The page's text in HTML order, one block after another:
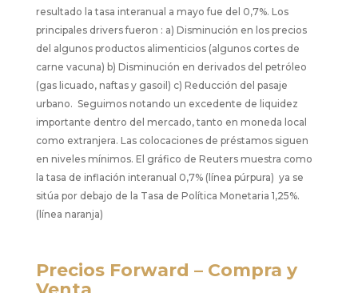
resultado la tasa interanual a mayo fue del 0,7%. Los
principales drivers fueron : a) Disminución en los precios
del algunos productos alimenticios (algunos cortes de
carne vacuna) b) Disminución en derivados del petróleo
(gas licuado, naftas y gasoil) c) Reducción del pasaje
urbano. Seguimos notando un excedente de liquidez
importante dentro del mercado, tanto en moneda local
como extranjera. Las colocaciones de préstamos siguen
en niveles mínimos. El gráfico de Reuters muestra como
la tasa de inflación interanual 0,7% (línea púrpura) ya se
sitúa por debajo de la Tasa de Política Monetaria 1,25%.
(línea naranja)
Precios Forward – Compra y